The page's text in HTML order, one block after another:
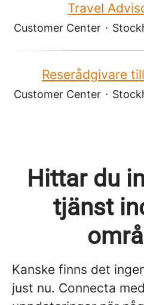
Travel
Customer Center ·
Reserådgivare
Customer Center ·
Hittar du
tjänst
Kanske finns det
just nu. Connecta